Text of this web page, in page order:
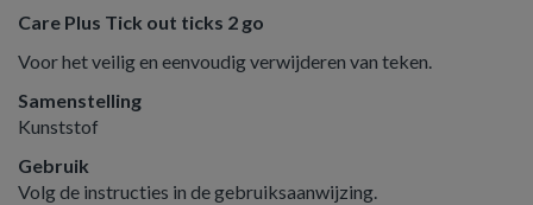
Care Plus Tick out ticks 2 go
Voor het veilig en eenvoudig verwijderen van teken.
Samenstelling
Kunststof
Gebruik
Volg de instructies in de gebruiksaanwijzing.